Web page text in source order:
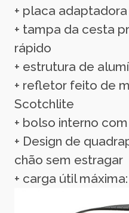
+ placa
+ tampa da cesta
rápido
+ estrutura de
+ refletor feito de
Scotchlite
+ bolso interno
+ Design de
chão sem estragar
+ carga útil